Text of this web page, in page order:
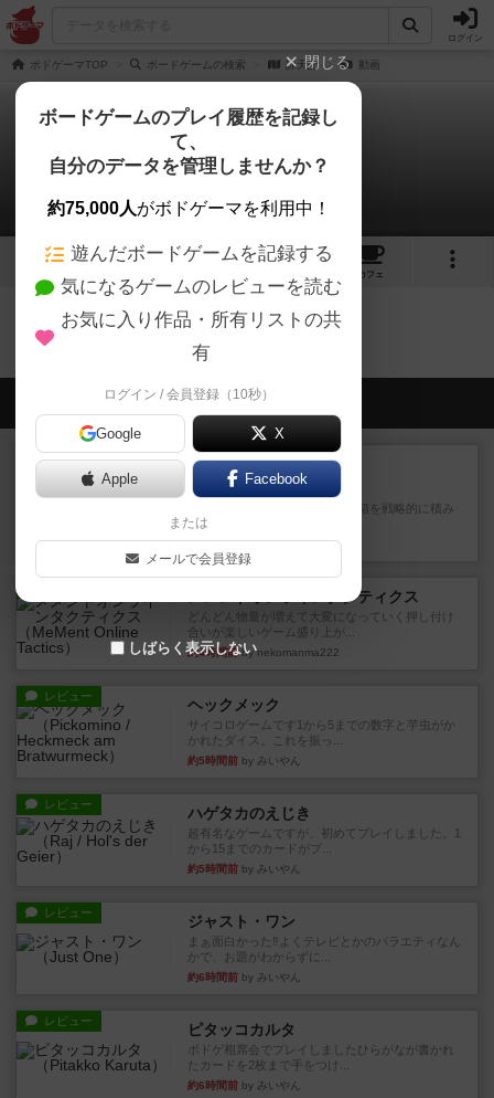
ログイン
ボドゲーマTOP ボードゲームの検索 詠天記 動画
詠天記
0件の動画
5 3
カフェ
詠天記のトップに戻る
会員の新しい投稿
ルール/インスト
マーケットフレッシュ
目的あなたの店先に農産物の木箱を戦略的に積み
重ねて在庫を最大化し、競合...
約3時間前by jurong
メメントオンラインタクティクス
どんどん物量が増えて大変になっていく押し付け
合いが楽しいゲーム盛り上が...
約4時間前by nekomanma222
レビュー ヘックメック
サイコロゲームです1から5までの数字と芋虫がか
かれたダイス。これを振っ...
約5時間前 by みいやん
レビュー ハゲタカのえじき
超有名なゲームですが、初めてプレイしました。1
から15までのカードがプ...
約5時間前 by みいやん
レビュー ジャスト・ワン
まぁ面白かった‼️よくテレビとかのバラエティなん
かで、お題がわからずに...
約6時間前 by みいやん
レビュー ピタッコカルタ
ボドゲ相席会でプレイしましたひらがなが書かれ
たカードを2枚まで手をつけ...
約6時間前 by みいやん
閉じる
ボードゲームのプレイ履歴を記録し
て、
自分のデータを管理しませんか？
約75,000人がボドゲーマを利用中！
遊んだボードゲームを記録する
気になるゲームのレビューを読む
お気に入り作品・所有リストの共
有
ログイン / 会員登録（10秒）
Google X
Apple Facebook
または
メールで会員登録
しばらく表示しない